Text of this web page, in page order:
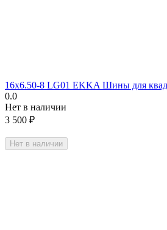
16х6.50-8 LG01 EKKA Шины для
0.0
Нет в наличии
3 500 ₽
Нет в наличии